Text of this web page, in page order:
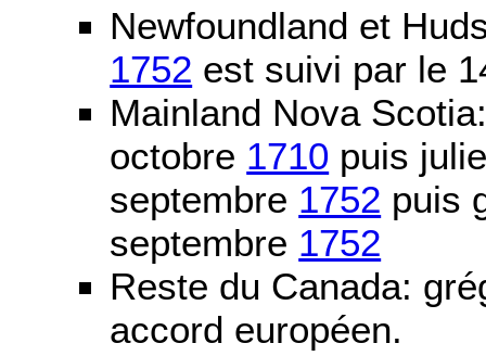
Newfoundland et
1752 est suivi par le
Mainland Nova
octobre 1710 puis
septembre 1752 puis
septembre 1752
Reste du Canada:
accord européen.